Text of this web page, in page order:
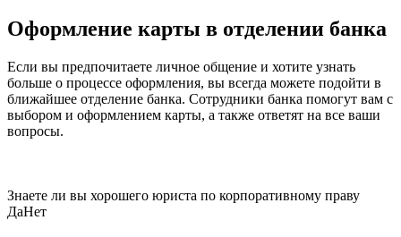
Оформление карты в отделении банка
Если вы предпочитаете личное общение и хотите узнать
больше о процессе оформления, вы всегда можете подойти в
ближайшее отделение банка. Сотрудники банка помогут вам с
выбором и оформлением карты, а также ответят на все ваши
вопросы.
Знаете ли вы хорошего юриста по корпоративному праву
ДаНет